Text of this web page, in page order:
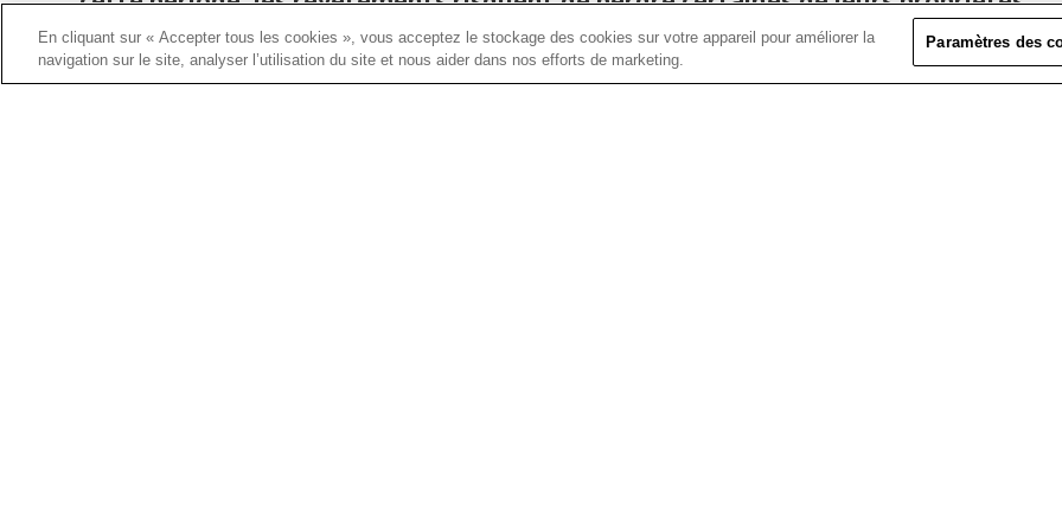
N’utilisez pas les peintures entreposées à une température trop élevée. Une
En cliquant sur « Accepter tous les cookies », vous acceptez le stockage des cookies sur votre appareil pour améliorer la
navigation sur le site, analyser l’utilisation du site et nous aider dans nos efforts de marketing.
Paramètres des